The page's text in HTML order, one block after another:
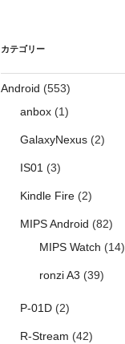
カテゴリー
Android (553)
anbox(1)
GalaxyNexus(2)
IS01(3)
Kindle Fire(2)
MIPS Android (82)
MIPS Watch (14)
ronzi A3 (39)
P-01D(2)
R-Stream (42)